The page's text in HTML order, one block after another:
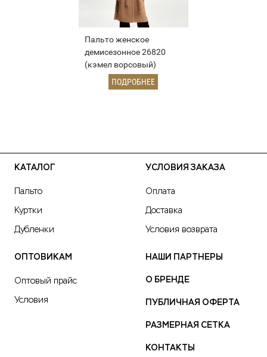
Пальто женское
демисезонное 26820
(кэмел ворсовый)
ПОДРОБНЕЕ
КАТАЛОГ
Пальто
Куртки
Дубленки
УСЛОВИЯ ЗАКАЗА
Оплата
Доставка
Условия возврата
ОПТОВИКАМ
Оптовый прайс
Условия
НАШИ ПАРТНЕРЫ
О БРЕНДЕ
ПУБЛИЧНАЯ ОФЕРТА
РАЗМЕРНАЯ СЕТКА
КОНТАКТЫ